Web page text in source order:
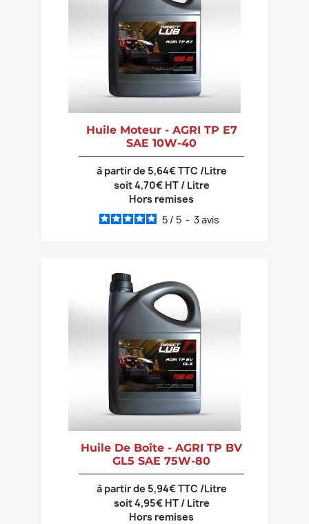
Huile Moteur - AGRI TP E7
SAE 10W-40
à partir de 5,64€ TTC /Litre
soit 4,70€ HT / Litre
Hors remises
5 / 5 - 3avis
Huile De Boîte - AGRI TP BV
GL5 SAE 75W-80
à partir de 5,94€ TTC /Litre
soit 4,95€ HT / Litre
Hors remises